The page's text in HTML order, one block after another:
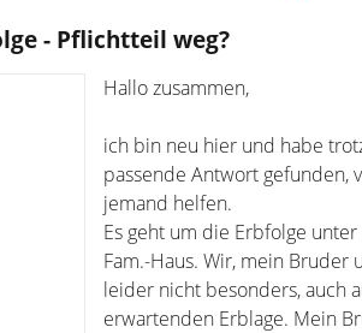
- Pflichtteil weg?
Hallo zusammen,
ich bin neu hier und habe
passende Antwort gefunden,
jemand helfen.
Es geht um die Erbfolge
Fam.-Haus. Wir, mein Bruder
leider nicht besonders, auch
erwartenden Erblage. Mein